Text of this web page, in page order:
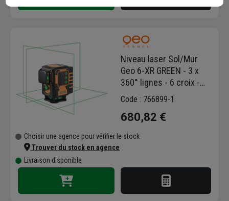
Niveau laser Sol/Mur
Geo 6-XR GREEN - 3 x
360° lignes - 6 croix -
Geo Fennel - Faisceau
Code : 766899-1
680,82 €
Choisir une agence pour vérifier le stock
Trouver du stock en agence
Livraison disponible